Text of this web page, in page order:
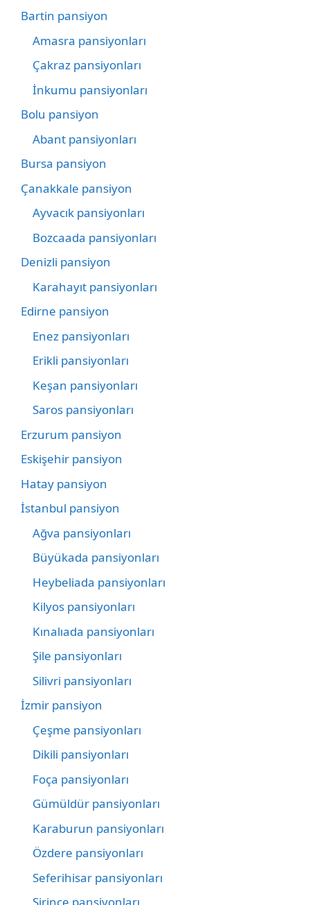
Bartin pansiyon
Amasra pansiyonları
Çakraz pansiyonları
İnkumu pansiyonları
Bolu pansiyon
Abant pansiyonları
Bursa pansiyon
Çanakkale pansiyon
Ayvacık pansiyonları
Bozcaada pansiyonları
Denizli pansiyon
Karahayıt pansiyonları
Edirne pansiyon
Enez pansiyonları
Erikli pansiyonları
Keşan pansiyonları
Saros pansiyonları
Erzurum pansiyon
Eskişehir pansiyon
Hatay pansiyon
İstanbul pansiyon
Ağva pansiyonları
Büyükada pansiyonları
Heybeliada pansiyonları
Kilyos pansiyonları
Kınalıada pansiyonları
Şile pansiyonları
Silivri pansiyonları
İzmir pansiyon
Çeşme pansiyonları
Dikili pansiyonları
Foça pansiyonları
Gümüldür pansiyonları
Karaburun pansiyonları
Özdere pansiyonları
Seferihisar pansiyonları